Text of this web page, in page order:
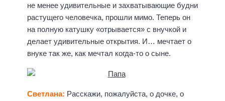
не менее удивительные и захватывающие будни
растущего человечка, прошли мимо. Теперь он
на полную катушку «отрывается» с внучкой и
делает удивительные открытия. И… мечтает о
внуке так же, как мечтал когда-то о сыне.
Светлана: Расскажи, пожалуйста, о дочке, о